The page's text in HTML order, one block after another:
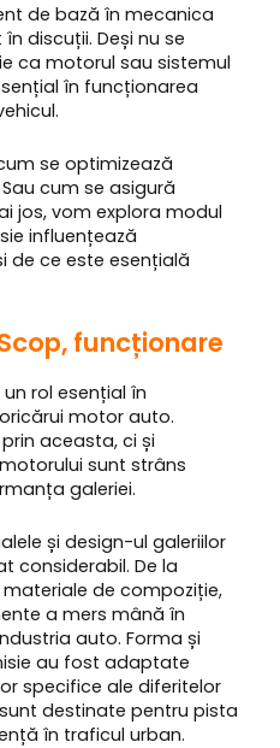
de bază în mecanica
discuții. Deși nu se
ca motorul sau sistemul
în funcționarea
se optimizează
cum se asigură
jos, vom explora modul
influențează
de ce este esențială
funcționare
rol esențial în
motor auto.
aceasta, ci și
sunt strâns
galeriei.
și design-ul galeriilor
considerabil. De la
materiale de compoziție,
a mers mână în
auto. Forma și
au fost adaptate
specifice ale diferitelor
destinate pentru pista
în traficul urban.